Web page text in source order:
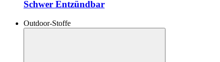
Schwer Entzündbar
Outdoor-Stoffe